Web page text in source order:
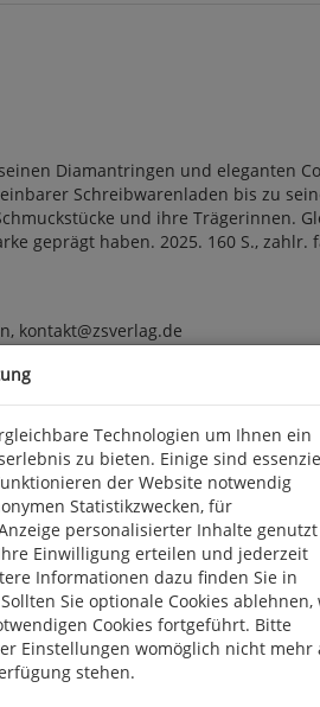
Diamantringen und eleganten
Schreibwarenladen bis zu
und ihre Trägerinnen.
geprägt haben. 2025. 160 S., zahlr.
kontakt@zsverlag.de
Technologien um Ihnen ein
zu bieten. Einige sind
der Website notwendig
Statistikzwecken, für
personalisierter Inhalte genutzt
Einwilligung erteilen und jederzeit
Informationen dazu finden Sie in
Sie optionale Cookies ablehnen,
Cookies fortgeführt. Bitte
Einstellungen womöglich nicht mehr
stehen.